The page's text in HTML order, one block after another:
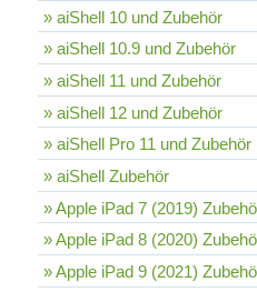
» aiShell 10 und Zubehör
» aiShell 10.9 und Zubehör
» aiShell 11 und Zubehör
» aiShell 12 und Zubehör
» aiShell Pro 11 und Zubehör
» aiShell Zubehör
» Apple iPad 7 (2019)
» Apple iPad 8 (2020)
» Apple iPad 9 (2021)